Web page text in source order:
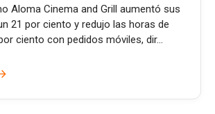
Aloma Cinema and Grill aumentó sus
21 por ciento y redujo las horas de
ciento con pedidos móviles, dir...